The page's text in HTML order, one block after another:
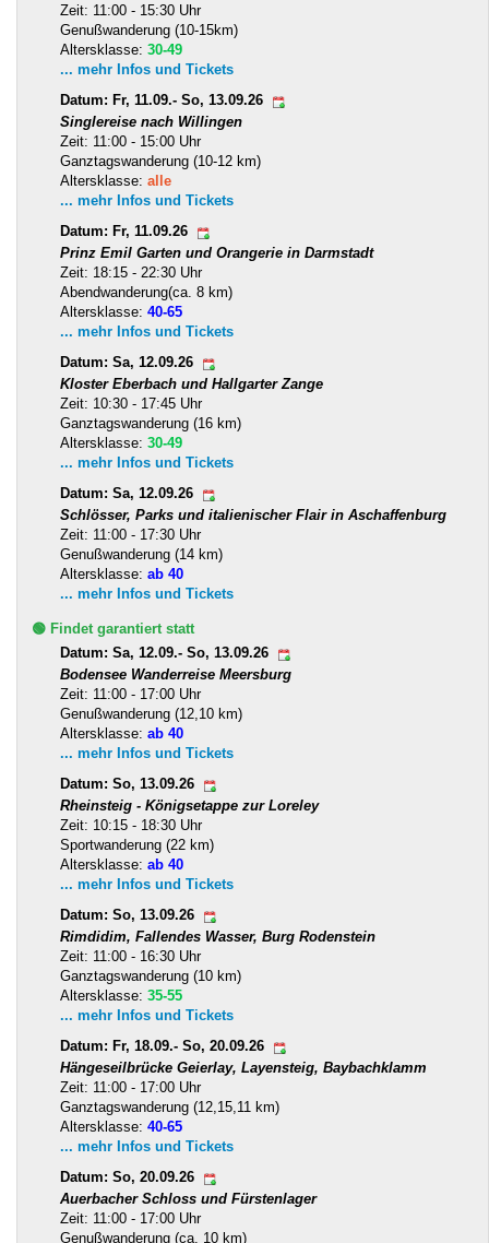
Zeit: 11:00 - 15:30 Uhr
Genußwanderung (10-15km)
Altersklasse: 30-49
... mehr Infos und Tickets
Datum: Fr, 11.09.- So, 13.09.26
Singlereise nach Willingen
Zeit: 11:00 - 15:00 Uhr
Ganztagswanderung (10-12 km)
Altersklasse: alle
... mehr Infos und Tickets
Datum: Fr, 11.09.26
Prinz Emil Garten und Orangerie in Darmstadt
Zeit: 18:15 - 22:30 Uhr
Abendwanderung(ca. 8 km)
Altersklasse: 40-65
... mehr Infos und Tickets
Datum: Sa, 12.09.26
Kloster Eberbach und Hallgarter Zange
Zeit: 10:30 - 17:45 Uhr
Ganztagswanderung (16 km)
Altersklasse: 30-49
... mehr Infos und Tickets
Datum: Sa, 12.09.26
Schlösser, Parks und italienischer Flair in Aschaffenburg
Zeit: 11:00 - 17:30 Uhr
Genußwanderung (14 km)
Altersklasse: ab 40
... mehr Infos und Tickets
🟢 Findet garantiert statt
Datum: Sa, 12.09.- So, 13.09.26
Bodensee Wanderreise Meersburg
Zeit: 11:00 - 17:00 Uhr
Genußwanderung (12,10 km)
Altersklasse: ab 40
... mehr Infos und Tickets
Datum: So, 13.09.26
Rheinsteig - Königsetappe zur Loreley
Zeit: 10:15 - 18:30 Uhr
Sportwanderung (22 km)
Altersklasse: ab 40
... mehr Infos und Tickets
Datum: So, 13.09.26
Rimdidim, Fallendes Wasser, Burg Rodenstein
Zeit: 11:00 - 16:30 Uhr
Ganztagswanderung (10 km)
Altersklasse: 35-55
... mehr Infos und Tickets
Datum: Fr, 18.09.- So, 20.09.26
Hängeseilbrücke Geierlay, Layensteig, Baybachklamm
Zeit: 11:00 - 17:00 Uhr
Ganztagswanderung (12,15,11 km)
Altersklasse: 40-65
... mehr Infos und Tickets
Datum: So, 20.09.26
Auerbacher Schloss und Fürstenlager
Zeit: 11:00 - 17:00 Uhr
Genußwanderung (ca. 10 km)